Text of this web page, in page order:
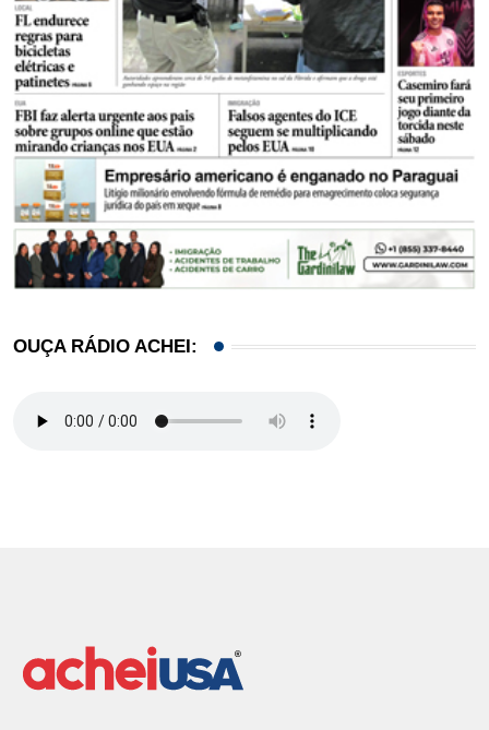
OUÇA RÁDIO ACHEI: